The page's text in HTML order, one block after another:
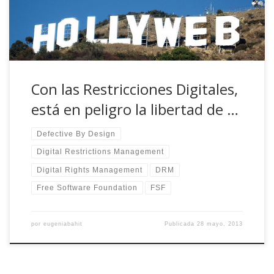
fuesen los únicos que pudiesen tener un control absoluto
sobre la […]
Con las Restricciones Digitales,
está en peligro la libertad de …
Defective By Design
Digital Restrictions Management
Digital Rights Management DRM
Free Software Foundation FSF
por eugeniabahit Publicada 28 mayo, 2013